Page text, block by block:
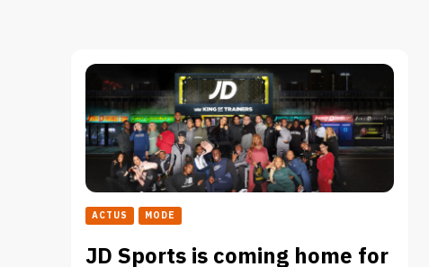
ACTUS MODE
JD Sports is coming home for